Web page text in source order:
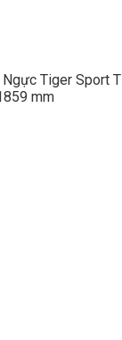
Tiger Sport
mm